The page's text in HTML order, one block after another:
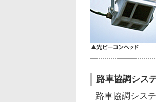
路車協調シス
路車協調シス